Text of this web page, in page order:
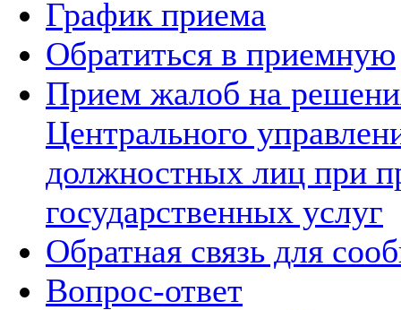
График приема
Обратиться в приемную
Прием жалоб на
Центрального
должностных лиц при
государственных услуг
Обратная связь для
Вопрос-ответ